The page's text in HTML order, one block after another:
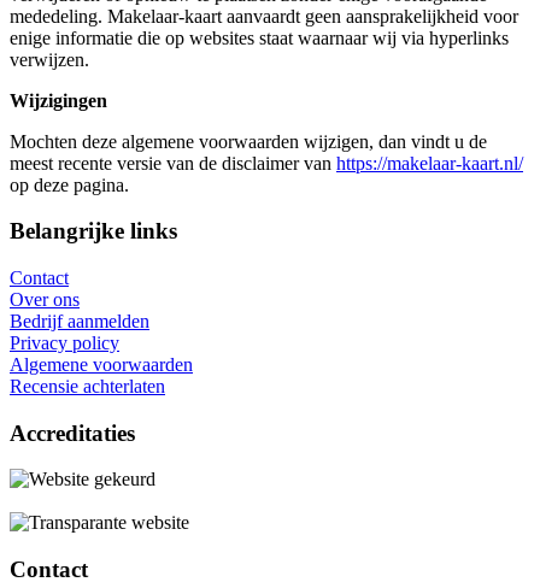
mededeling. Makelaar-kaart aanvaardt geen aansprakelijkheid voor
enige informatie die op websites staat waarnaar wij via hyperlinks
verwijzen.
Wijzigingen
Mochten deze algemene voorwaarden wijzigen, dan vindt u de
meest recente versie van de disclaimer van https://makelaar-kaart.nl/
op deze pagina.
Belangrijke links
Contact
Over ons
Bedrijf aanmelden
Privacy policy
Algemene voorwaarden
Recensie achterlaten
Accreditaties
Contact